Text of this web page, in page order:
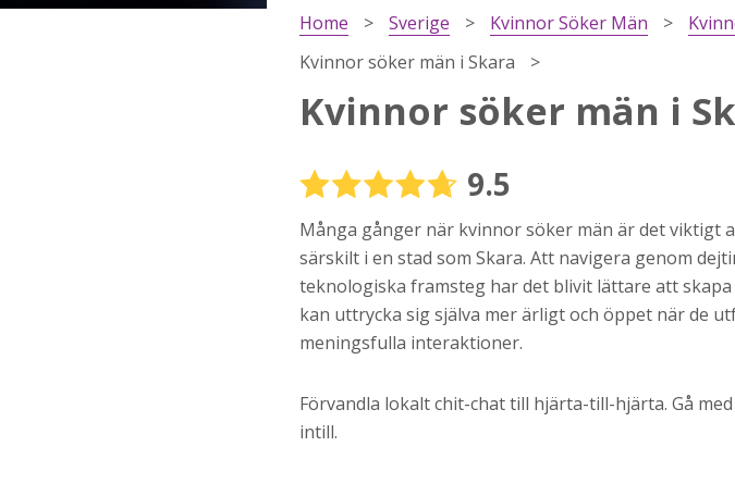
Steg3
Din mailadress?
Genom att registrera godkänner jagVillkoren
och
information och reklam via e-post från hemsidans
operatörer. Jag kan dra tillbaka godkännande när jag
STARTA NU!
Home Sverige Kvinnor Söker Män
Kvinnor söker män i Skara
Kvinnor söker män i
9.5
Många gånger när kvinnor söker män är det
särskilt i en stad som Skara. Att navigera genom
teknologiska framsteg har det blivit lättare att
kan uttrycka sig själva mer ärligt och öppet när de
meningsfulla interaktioner.
Förvandla lokalt chit-chat till hjärta-till-hjärta. Gå
intill.